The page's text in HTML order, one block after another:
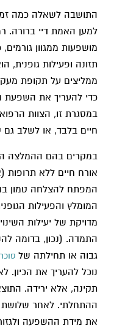
התושבה לשאלה כמה זמן
למען האמת דיי ברורה.
מושפעות ממגוון
תזונה ופעילות
ממליצים על תקופת
כדי להעריך את השפעת
במסגרת זו, הצוות
חיים בלבד, או לשלב גם
במקרים בהם ההמלצה
אורח חיים ללא תרופות
המפתח להצלחה טמון
המומלץ והפעילות
מדויקת של יעילות
התמדה. (נכון, בדומה
גבוה או תחילתה של
נוכל להעריך את הכיון.
תקינה, אלא ירידה.
ההתחלתי. לאחר שלושת
את מידת ההשפעה